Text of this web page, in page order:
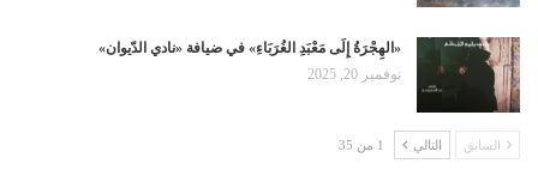
«الهِجْرَةُ إِلَى مَعْبَدِ الغُرَبَاءِ» في ضيافة «نادي الدّيوان»
نوفمبر 20, 2025
السابق التالي 1 من 35